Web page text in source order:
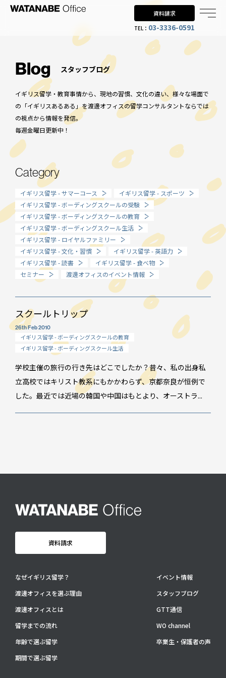
資料請求
TEL： 03-3336-0591
Why UK?
なぜイギリス留学？
Why WO?
渡邊オフィスを選ぶ理由
Planning
When?
年齢で選ぶ留学
How long?
期間で選ぶ留学
イベント情報
スタッフブログ
アクセス
お問い合わせ： (平日9:30-17:30)
Blog スタッフブログ
イギリス留学・教育事情から、現地の習慣、文化の違い、様々な場面で
の「イギリスあるある」を渡邊オフィスの留学コンサルタントならでは
の視点から情報を発信。
毎週金曜日更新中！
Category
イギリス留学 - サマーコース
イギリス留学 - スポーツ
イギリス留学 - ボーディングスクールの受験
イギリス留学 - ボーディングスクールの教育
イギリス留学 - ボーディングスクール生活
イギリス留学 - ロイヤルファミリー
イギリス留学 - 文化・習慣
イギリス留学 - 英語力
イギリス留学 - 読書
イギリス留学 - 食べ物
セミナー
渡邊オフィスのイベント情報
スクールトリップ
26th Feb 2010
イギリス留学 - ボーディングスクールの教育
イギリス留学 - ボーディングスクール生活
学校主催の旅行の行き先はどこでしたか？昔々、私の出身私
立高校ではキリスト教系にもかかわらず、京都奈良が恒例で
した。最近では近場の韓国や中国はもとより、オーストラ...
資料請求
なぜイギリス留学？
渡邊オフィスを選ぶ理由
渡邊オフィスとは
留学までの流れ
年齢で選ぶ留学
期間で選ぶ留学
イベント情報
スタッフブログ
GTT通信
WO channel
卒業生・保護者の声